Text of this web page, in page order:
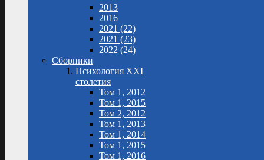
2013
2016
2021 (22)
2021 (23)
2022 (24)
Сборники
Психология XXI
столетия
Том 1, 2012
Том 1, 2015
Том 2, 2012
Том 1, 2013
Том 1, 2014
Том 1, 2015
Том 1, 2016